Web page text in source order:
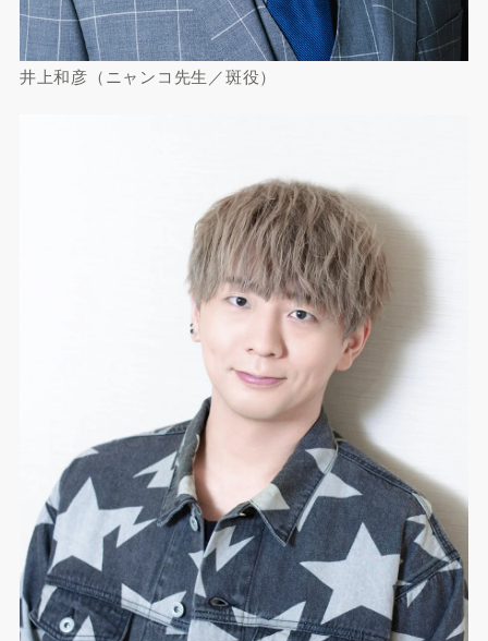
井上和彦（ニャンコ先生／斑役）